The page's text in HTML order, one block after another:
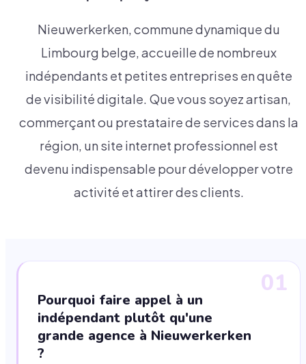
Nieuwerkerken, commune dynamique du
Limbourg belge, accueille de nombreux
indépendants et petites entreprises en quête
de visibilité digitale. Que vous soyez artisan,
commerçant ou prestataire de services dans la
région, un site internet professionnel est
devenu indispensable pour développer votre
activité et attirer des clients.
01
Pourquoi faire appel à un
indépendant plutôt qu'une
grande agence à Nieuwerkerken
?